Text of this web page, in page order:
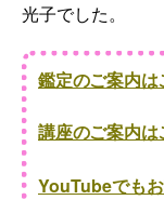
光子でした。
鑑定のご案内は
講座のご案内は
YouTubeでも